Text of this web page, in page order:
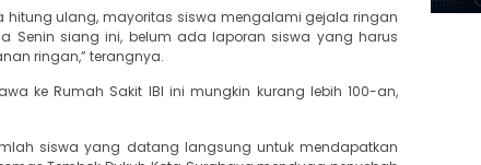
ulang, mayoritas siswa mengalami gejala ringan
Senin siang ini, belum ada laporan siswa yang harus
ringan,” terangnya.
ke Rumah Sakit IBI ini mungkin kurang lebih 100-an,
siswa yang datang langsung untuk mendapatkan